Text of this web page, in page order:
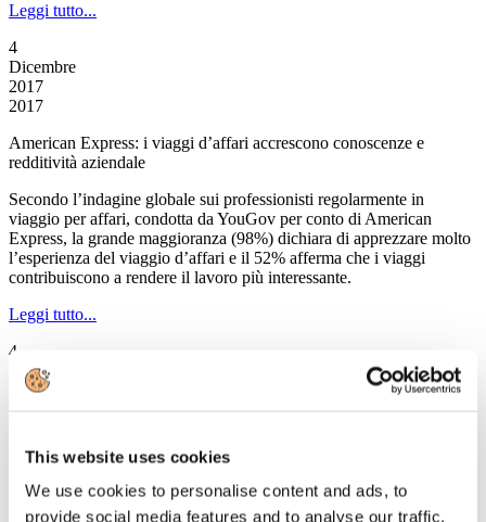
This website uses cookies
We use cookies to personalise content and ads, to
provide social media features and to analyse our traffic.
Leggi tutto...
4
Dicembre
2017
2017
American Express: i viaggi d’affari accrescono conoscenze e
redditività aziendale
Secondo l’indagine globale sui professionisti regolarmente in
viaggio per affari, condotta da YouGov per conto di American
Express, la grande maggioranza (98%) dichiara di apprezzare molto
l’esperienza del viaggio d’affari e il 52% afferma che i viaggi
contribuiscono a rendere il lavoro più interessante.
Leggi tutto...
4
Dicembre
2017
Assaeroporti: ad ottobre traffico passeggeri a +6,6% in 10 mesi
+6,7%
Secondo i dati diffusi da Assaeroporti i passeggeri transitati negli